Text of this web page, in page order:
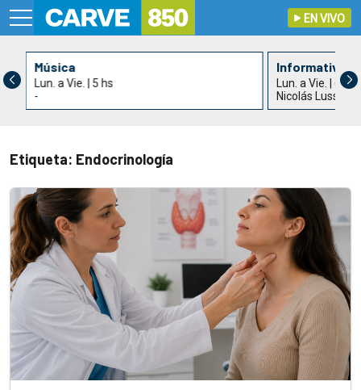
EN VIVO
Música
Lun. a Vie. | 5 hs
-
Informativo
Lun. a Vie. | 6 hs
Nicolás Lussich
Etiqueta: Endocrinología